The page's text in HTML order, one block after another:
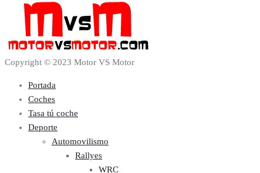
Copyright © 2023 Motor VS Motor
Portada
Coches
Tasa tú coche
Deporte
Automovilismo
Rallyes
WRC